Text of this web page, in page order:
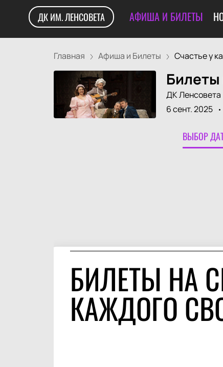
ДК ИМ. ЛЕНСОВЕТА АФИША И БИЛЕТЫ
Главная Афиша и Билеты Счастье у
Билеты
ДК Ленсовета
6 сент. 2025
ВЫБОР
БИЛЕТЫ НА
КАЖДОГО